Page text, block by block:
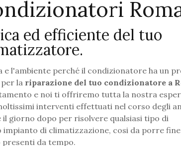
ed efficiente del tuo
e l'ambiente perché il condizionatore ha un
la riparazione del tuo condizionatore a
e noi ti offriremo tutta la nostra
interventi effettuati nel corso degli
giorno dopo per risolvere qualsiasi tipo di
di climatizzazione, cosi da porre
presenti da tempo.